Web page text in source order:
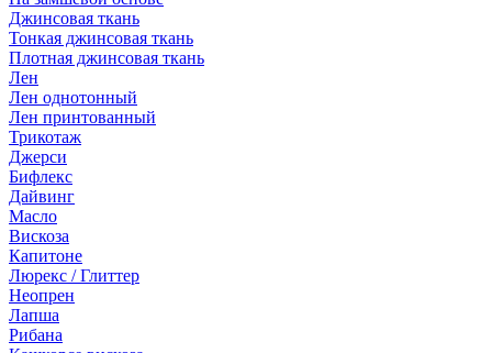
Джинсовая ткань
Тонкая джинсовая ткань
Плотная джинсовая ткань
Лен
Лен однотонный
Лен принтованный
Трикотаж
Джерси
Бифлекс
Дайвинг
Масло
Вискоза
Капитоне
Люрекс / Глиттер
Неопрен
Лапша
Рибана